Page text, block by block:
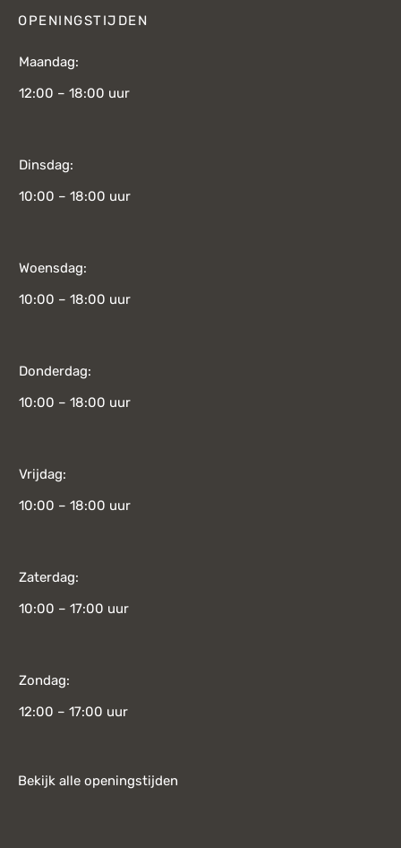
OPENINGSTIJDEN
Maandag:
12:00 – 18:00 uur
Dinsdag:
10:00 – 18:00 uur
Woensdag:
10:00 – 18:00 uur
Donderdag:
10:00 – 18:00 uur
Vrijdag:
10:00 – 18:00 uur
Zaterdag:
10:00 – 17:00 uur
Zondag:
12:00 – 17:00 uur
Bekijk alle openingstijden